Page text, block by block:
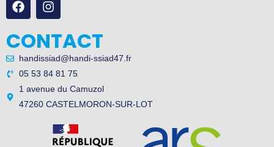
CONTACT
handissiad@handi-ssiad47.fr
05 53 84 81 75
1 avenue du Camuzol
47260 CASTELMORON-SUR-LOT